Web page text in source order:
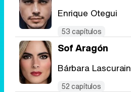
Enrique Otegui
53 capítulos
Sof Aragón
Bárbara Lascurain
52 capítulos